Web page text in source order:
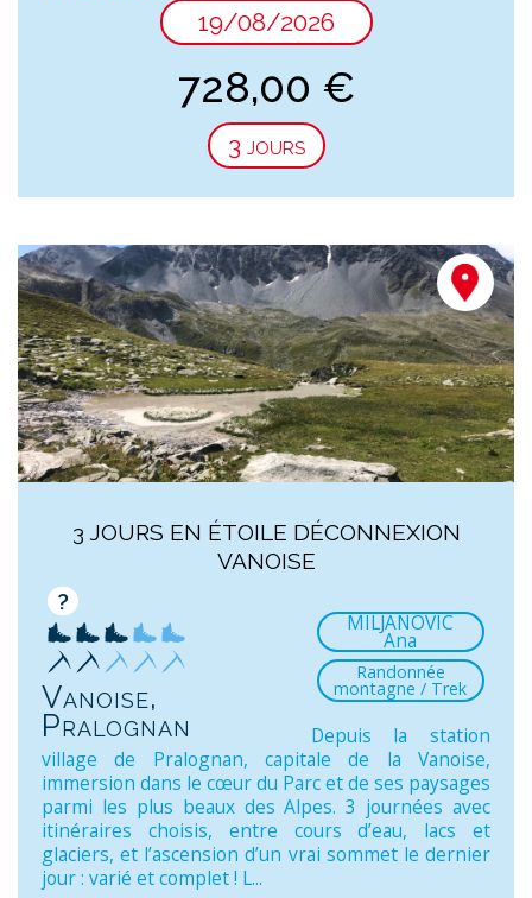
19/08/2026
728,00 €
3 jours
3 JOURS EN ÉTOILE DÉCONNEXION
VANOISE
?
Vanoise,
Pralognan
MILJANOVIC
Ana
Randonnée
montagne / Trek
Depuis la station
village de Pralognan, capitale de la Vanoise,
immersion dans le cœur du Parc et de ses paysages
parmi les plus beaux des Alpes. 3 journées avec
itinéraires choisis, entre cours d’eau, lacs et
glaciers, et l’ascension d’un vrai sommet le dernier
jour : varié et complet ! L...